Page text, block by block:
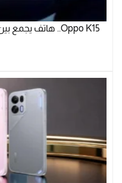
Oppo K15.. هاتف يجمع بين الأداء القوي والتصميم العصري